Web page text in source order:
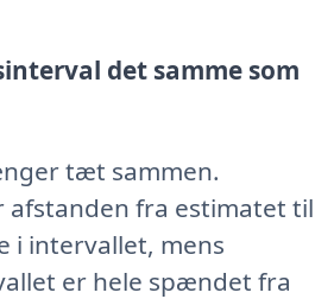
det samme som
tæt sammen.
afstanden fra estimatet til
i intervallet, mens
er hele spændet fra